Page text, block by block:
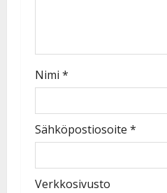
Nimi *
Sähköpostiosoite *
Verkkosivusto